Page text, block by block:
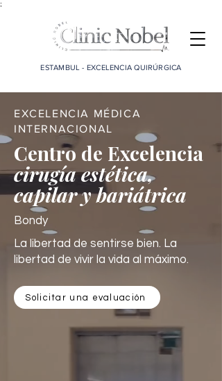
;
ESTAMBUL - EXCELENCIA QUIRÚRGICA
EXCELENCIA MÉDICA
INTERNACIONAL
Centro de Excelencia
cirugía estética,
capilar y bariátrica
Bondy
La libertad de sentirse bien. La
libertad de vivir la vida al máximo.
Solicitar una evaluación